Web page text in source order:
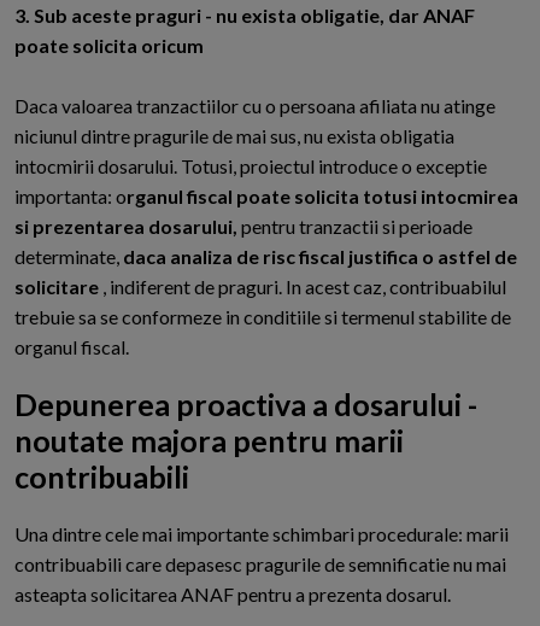
3. Sub aceste praguri - nu exista obligatie, dar ANAF
poate solicita oricum
Daca valoarea tranzactiilor cu o persoana afiliata nu atinge
niciunul dintre pragurile de mai sus, nu exista obligatia
intocmirii dosarului. Totusi, proiectul introduce o exceptie
importanta: organul fiscal poate solicita totusi intocmirea
si prezentarea dosarului, pentru tranzactii si perioade
determinate, daca analiza de risc fiscal justifica o astfel de
solicitare , indiferent de praguri. In acest caz, contribuabilul
trebuie sa se conformeze in conditiile si termenul stabilite de
organul fiscal.
Depunerea proactiva a dosarului -
noutate majora pentru marii
contribuabili
Una dintre cele mai importante schimbari procedurale: marii
contribuabili care depasesc pragurile de semnificatie nu mai
asteapta solicitarea ANAF pentru a prezenta dosarul.